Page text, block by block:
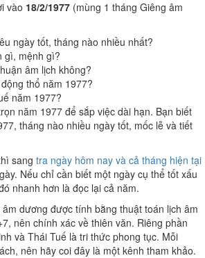
vào 18/2/1977 (mùng 1 tháng Giêng âm
ngày tốt, tháng nào nhiều nhất?
gì, mệnh gì?
âm lịch không?
thổ năm 1977?
năm 1977?
năm 1977 để sắp việc dài hạn. Bạn biết
tháng nào nhiều ngày tốt, mốc lễ và tiết
sang tra ngày hôm nay và cả tháng hiện tại
Nếu chỉ cần biết một ngày cụ thể tốt xấu
nhanh hơn là đọc lại cả năm.
dương được tính bằng thuật toán lịch âm
nên chính xác về thiên văn. Riêng phần
và Thái Tuế là tri thức phong tục. Mỗi
nên hãy coi đây là một kênh tham khảo.